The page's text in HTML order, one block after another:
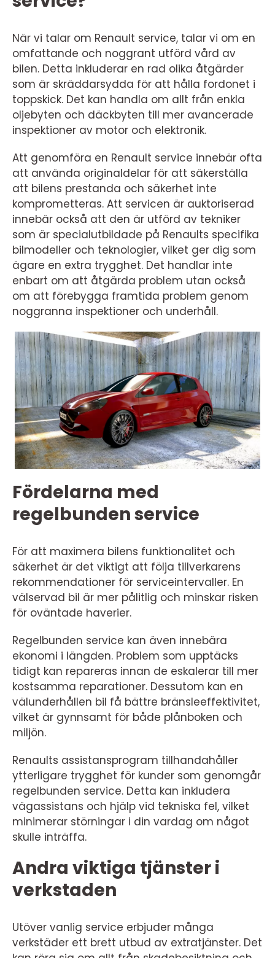
När vi talar om Renault service, talar vi om en
omfattande och noggrant utförd vård av
bilen. Detta inkluderar en rad olika åtgärder
som är skräddarsydda för att hålla fordonet i
toppskick. Det kan handla om allt från enkla
oljebyten och däckbyten till mer avancerade
inspektioner av motor och elektronik.
Att genomföra en Renault service innebär ofta
att använda originaldelar för att säkerställa
att bilens prestanda och säkerhet inte
komprometteras. Att servicen är auktoriserad
innebär också att den är utförd av tekniker
som är specialutbildade på Renaults specifika
bilmodeller och teknologier, vilket ger dig som
ägare en extra trygghet. Det handlar inte
enbart om att åtgärda problem utan också
om att förebygga framtida problem genom
noggranna inspektioner och underhåll.
Fördelarna med
regelbunden service
För att maximera bilens funktionalitet och
säkerhet är det viktigt att följa tillverkarens
rekommendationer för serviceintervaller. En
välservad bil är mer pålitlig och minskar risken
för oväntade haverier.
Regelbunden service kan även innebära
ekonomi i längden. Problem som upptäcks
tidigt kan repareras innan de eskalerar till mer
kostsamma reparationer. Dessutom kan en
välunderhållen bil få bättre bränsleeffektivitet,
vilket är gynnsamt för både plånboken och
miljön.
Renaults assistansprogram tillhandahåller
ytterligare trygghet för kunder som genomgår
regelbunden service. Detta kan inkludera
vägassistans och hjälp vid tekniska fel, vilket
minimerar störningar i din vardag om något
skulle inträffa.
Andra viktiga tjänster i
verkstaden
Utöver vanlig service erbjuder många
verkstäder ett brett utbud av extratjänster. Det